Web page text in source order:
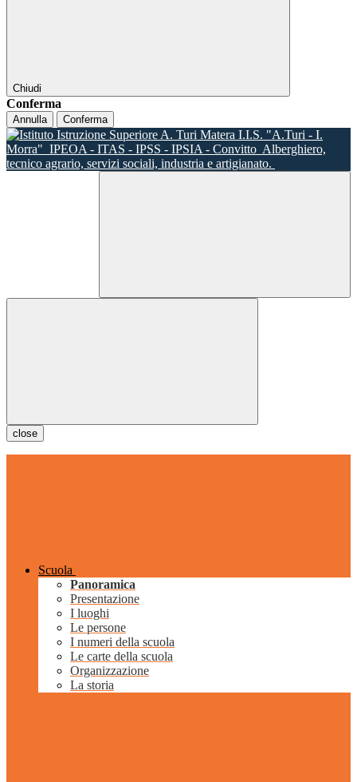
Chiudi
Conferma
Annulla Conferma
I.I.S. "A.Turi - I.
Morra" IPEOA - ITAS - IPSS - IPSIA - Convitto Alberghiero,
tecnico agrario, servizi sociali, industria e artigianato.
close
Scuola
Panoramica
Presentazione
I luoghi
Le persone
I numeri della scuola
Le carte della scuola
Organizzazione
La storia